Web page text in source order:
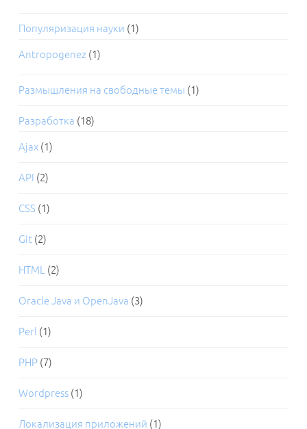
Популяризация науки (1)
Antropogenez (1)
Размышления на свободные темы (1)
Разработка (18)
Ajax (1)
API (2)
CSS (1)
Git (2)
HTML (2)
Oracle Java и OpenJava (3)
Perl (1)
PHP (7)
Wordpress (1)
Локализация приложений (1)